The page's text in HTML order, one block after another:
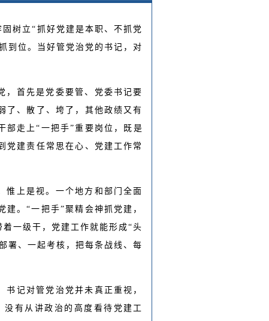
树立“抓好党建是本职、不抓党
到位。当好管党治党的书记，对
，首先是党委要管、党委书记要
了、散了、垮了，其他政绩又有
部走上“一把手”重要岗位，既是
党建责任常思在心、党建工作常
惟上是视。一个地方和部门全面
。“一把手”聚精会神抓党建，
一级干，党建工作就能形成“头
署、一起考核，把每条战线、每
记对管党治党并未真正重视，
有从讲政治的高度看待党建工